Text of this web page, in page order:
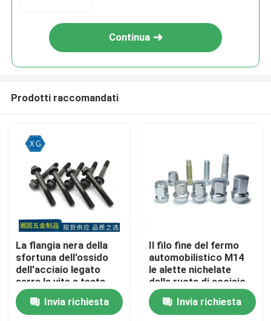
Casa
Prodotti
Video
Continua
Prodotti raccomandati
La flangia nera della
sfortuna dell'ossido
dell'acciaio legato
serra la vite a testa
cilindrica della flangia
GB5787Invia richiesta
Il filo fine del fermo
automobilistico M14
le alette nichelate
della ruota di acciaio
legato
Invia richiesta